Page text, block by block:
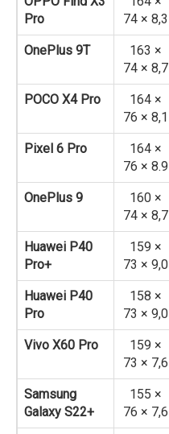
Pro
74 × 8,3
OnePlus 9T
163 ×
74 × 8,7
POCO X4 Pro
164 ×
76 × 8,1
Pixel 6 Pro
164 ×
76 × 8.9
OnePlus 9
160 ×
74 × 8,7
Huawei P40
Pro+
159 ×
73 × 9,0
Huawei P40
Pro
158 ×
73 × 9,0
Vivo X60 Pro
159 ×
73 × 7,6
Samsung
Galaxy S22+
155 ×
76 × 7,6